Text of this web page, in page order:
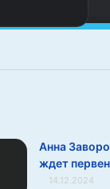
Анна
ждет
14.12.2024